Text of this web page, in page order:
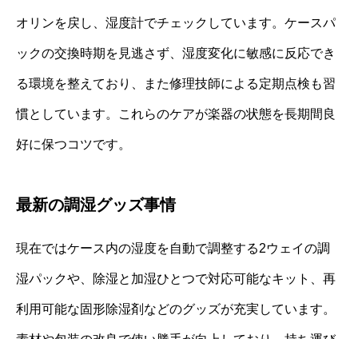
オリンを戻し、湿度計でチェックしています。ケースパ
ックの交換時期を見逃さず、湿度変化に敏感に反応でき
る環境を整えており、また修理技師による定期点検も習
慣としています。これらのケアが楽器の状態を長期間良
好に保つコツです。
最新の調湿グッズ事情
現在ではケース内の湿度を自動で調整する2ウェイの調
湿パックや、除湿と加湿ひとつで対応可能なキット、再
利用可能な固形除湿剤などのグッズが充実しています。